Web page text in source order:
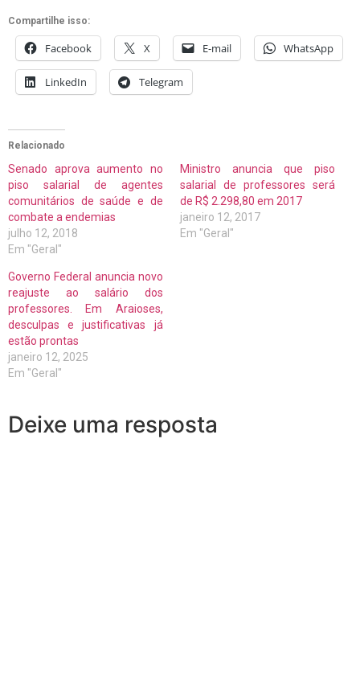
Compartilhe isso:
Facebook X E-mail WhatsApp
LinkedIn Telegram
Relacionado
Senado aprova aumento no
piso salarial de agentes
comunitários de saúde e de
combate a endemias
julho 12, 2018
Em "Geral"
Ministro anuncia que piso
salarial de professores será
de R$ 2.298,80 em 2017
janeiro 12, 2017
Em "Geral"
Governo Federal anuncia novo
reajuste ao salário dos
professores. Em Araioses,
desculpas e justificativas já
estão prontas
janeiro 12, 2025
Em "Geral"
Deixe uma resposta